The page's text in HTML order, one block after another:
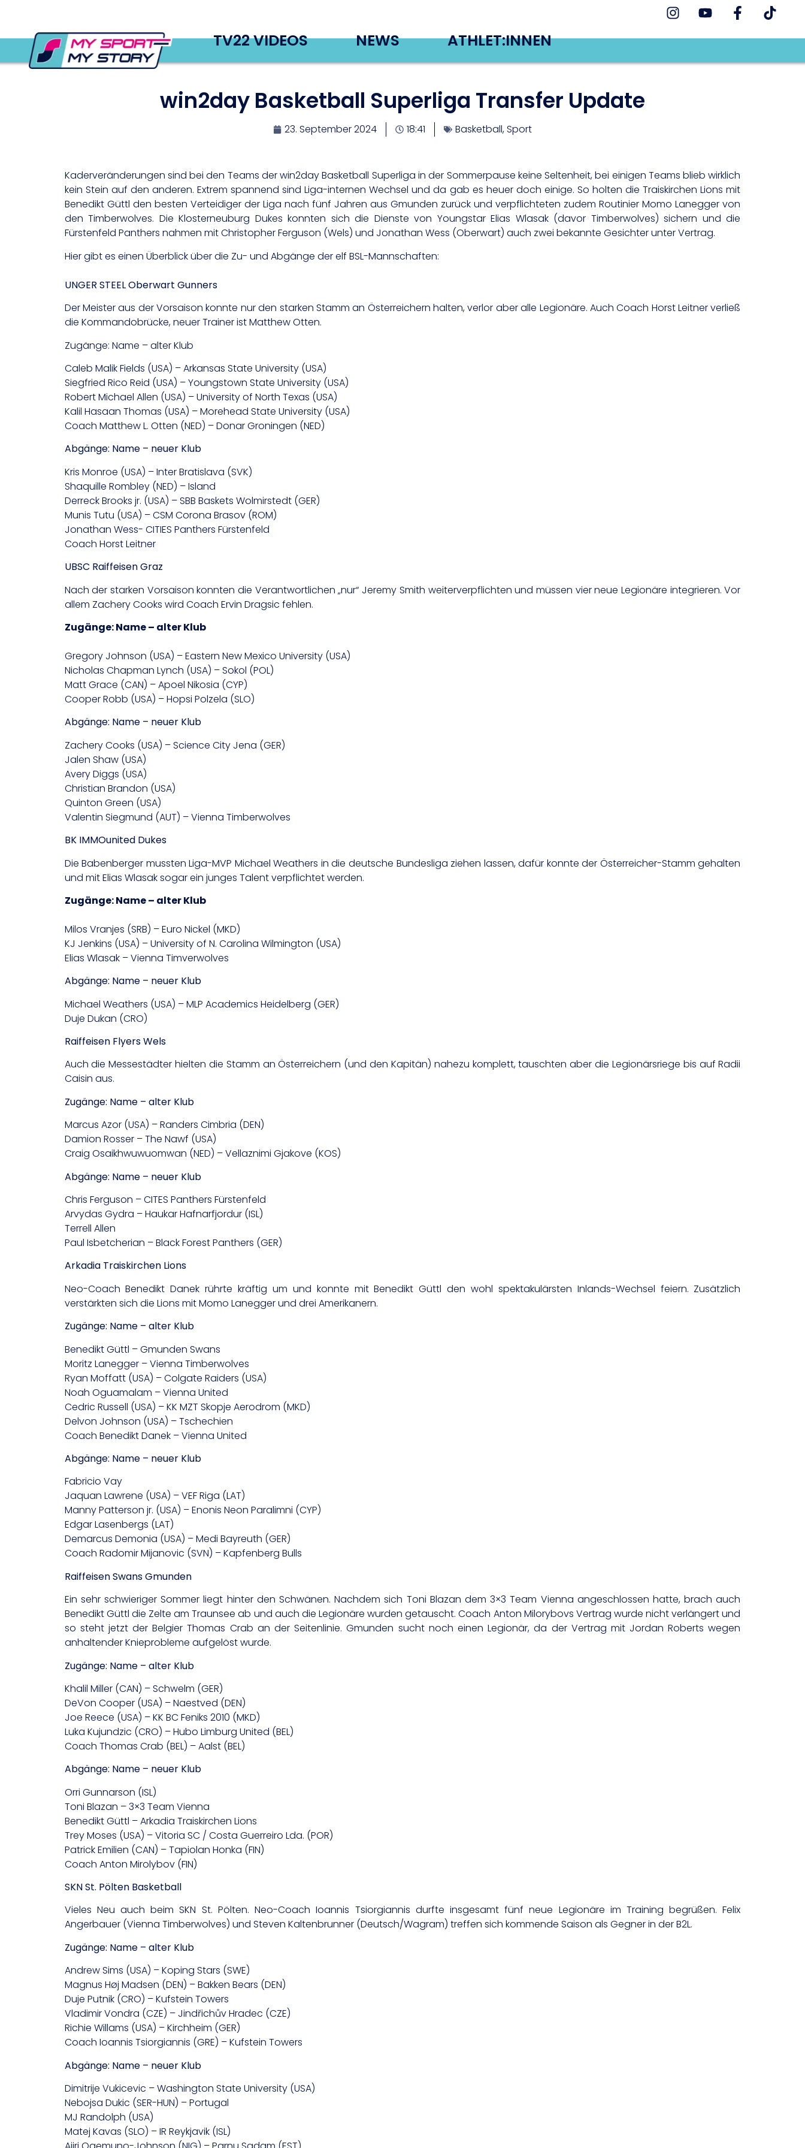
TV22 VIDEOS NEWS ATHLET:INNEN
win2day Basketball Superliga Transfer Update
23. September 2024 18:41 Basketball,Sport
Kaderveränderungen sind bei den Teams der win2day Basketball Superliga in der Sommerpause keine Seltenheit, bei einigen Teams blieb wirklich
kein Stein auf den anderen. Extrem spannend sind Liga-internen Wechsel und da gab es heuer doch einige. So holten die Traiskirchen Lions mit
Benedikt Güttl den besten Verteidiger der Liga nach fünf Jahren aus Gmunden zurück und verpflichteten zudem Routinier Momo Lanegger von
den Timberwolves. Die Klosterneuburg Dukes konnten sich die Dienste von Youngstar Elias Wlasak (davor Timberwolves) sichern und die
Fürstenfeld Panthers nahmen mit Christopher Ferguson (Wels) und Jonathan Wess (Oberwart) auch zwei bekannte Gesichter unter Vertrag.
Hier gibt es einen Überblick über die Zu- und Abgänge der elf BSL-Mannschaften:
UNGER STEEL Oberwart Gunners
Der Meister aus der Vorsaison konnte nur den starken Stamm an Österreichern halten, verlor aber alle Legionäre. Auch Coach Horst Leitner verließ
die Kommandobrücke, neuer Trainer ist Matthew Otten.
Zugänge: Name – alter Klub
Caleb Malik Fields (USA) – Arkansas State University (USA)
Siegfried Rico Reid (USA) – Youngstown State University (USA)
Robert Michael Allen (USA) – University of North Texas (USA)
Kalil Hasaan Thomas (USA) – Morehead State University (USA)
Coach Matthew L. Otten (NED) – Donar Groningen (NED)
Abgänge: Name – neuer Klub
Kris Monroe (USA) – Inter Bratislava (SVK)
Shaquille Rombley (NED) – Island
Derreck Brooks jr. (USA) – SBB Baskets Wolmirstedt (GER)
Munis Tutu (USA) – CSM Corona Brasov (ROM)
Jonathan Wess- CITIES Panthers Fürstenfeld
Coach Horst Leitner
UBSC Raiffeisen Graz
Nach der starken Vorsaison konnten die Verantwortlichen „nur“ Jeremy Smith weiterverpflichten und müssen vier neue Legionäre integrieren. Vor
allem Zachery Cooks wird Coach Ervin Dragsic fehlen.
Zugänge: Name – alter Klub
Gregory Johnson (USA) – Eastern New Mexico University (USA)
Nicholas Chapman Lynch (USA) – Sokol (POL)
Matt Grace (CAN) – Apoel Nikosia (CYP)
Cooper Robb (USA) – Hopsi Polzela (SLO)
Abgänge: Name – neuer Klub
Zachery Cooks (USA) – Science City Jena (GER)
Jalen Shaw (USA)
Avery Diggs (USA)
Christian Brandon (USA)
Quinton Green (USA)
Valentin Siegmund (AUT) – Vienna Timberwolves
BK IMMOunited Dukes
Die Babenberger mussten Liga-MVP Michael Weathers in die deutsche Bundesliga ziehen lassen, dafür konnte der Österreicher-Stamm gehalten
und mit Elias Wlasak sogar ein junges Talent verpflichtet werden.
Zugänge: Name – alter Klub
Milos Vranjes (SRB) – Euro Nickel (MKD)
KJ Jenkins (USA) – University of N. Carolina Wilmington (USA)
Elias Wlasak – Vienna Timverwolves
Abgänge: Name – neuer Klub
Michael Weathers (USA) – MLP Academics Heidelberg (GER)
Duje Dukan (CRO)
Raiffeisen Flyers Wels
Auch die Messestädter hielten die Stamm an Österreichern (und den Kapitän) nahezu komplett, tauschten aber die Legionärsriege bis auf Radii
Caisin aus.
Zugänge: Name – alter Klub
Marcus Azor (USA) – Randers Cimbria (DEN)
Damion Rosser – The Nawf (USA)
Craig Osaikhwuwuomwan (NED) – Vellaznimi Gjakove (KOS)
Abgänge: Name – neuer Klub
Chris Ferguson – CITES Panthers Fürstenfeld
Arvydas Gydra – Haukar Hafnarfjordur (ISL)
Terrell Allen
Paul Isbetcherian – Black Forest Panthers (GER)
Arkadia Traiskirchen Lions
Neo-Coach Benedikt Danek rührte kräftig um und konnte mit Benedikt Güttl den wohl spektakulärsten Inlands-Wechsel feiern. Zusätzlich
verstärkten sich die Lions mit Momo Lanegger und drei Amerikanern.
Zugänge: Name – alter Klub
Benedikt Güttl – Gmunden Swans
Moritz Lanegger – Vienna Timberwolves
Ryan Moffatt (USA) – Colgate Raiders (USA)
Noah Oguamalam – Vienna United
Cedric Russell (USA) – KK MZT Skopje Aerodrom (MKD)
Delvon Johnson (USA) – Tschechien
Coach Benedikt Danek – Vienna United
Abgänge: Name – neuer Klub
Fabricio Vay
Jaquan Lawrene (USA) – VEF Riga (LAT)
Manny Patterson jr. (USA) – Enonis Neon Paralimni (CYP)
Edgar Lasenbergs (LAT)
Demarcus Demonia (USA) – Medi Bayreuth (GER)
Coach Radomir Mijanovic (SVN) – Kapfenberg Bulls
Raiffeisen Swans Gmunden
Ein sehr schwieriger Sommer liegt hinter den Schwänen. Nachdem sich Toni Blazan dem 3×3 Team Vienna angeschlossen hatte, brach auch
Benedikt Güttl die Zelte am Traunsee ab und auch die Legionäre wurden getauscht. Coach Anton Milorybovs Vertrag wurde nicht verlängert und
so steht jetzt der Belgier Thomas Crab an der Seitenlinie. Gmunden sucht noch einen Legionär, da der Vertrag mit Jordan Roberts wegen
anhaltender Knieprobleme aufgelöst wurde.
Zugänge: Name – alter Klub
Khalil Miller (CAN) – Schwelm (GER)
DeVon Cooper (USA) – Naestved (DEN)
Joe Reece (USA) – KK BC Feniks 2010 (MKD)
Luka Kujundzic (CRO) – Hubo Limburg United (BEL)
Coach Thomas Crab (BEL) – Aalst (BEL)
Abgänge: Name – neuer Klub
Orri Gunnarson (ISL)
Toni Blazan – 3×3 Team Vienna
Benedikt Güttl – Arkadia Traiskirchen Lions
Trey Moses (USA) – Vitoria SC / Costa Guerreiro Lda. (POR)
Patrick Emilien (CAN) – Tapiolan Honka (FIN)
Coach Anton Mirolybov (FIN)
SKN St. Pölten Basketball
Vieles Neu auch beim SKN St. Pölten. Neo-Coach Ioannis Tsiorgiannis durfte insgesamt fünf neue Legionäre im Training begrüßen. Felix
Angerbauer (Vienna Timberwolves) und Steven Kaltenbrunner (Deutsch/Wagram) treffen sich kommende Saison als Gegner in der B2L.
Zugänge: Name – alter Klub
Andrew Sims (USA) – Koping Stars (SWE)
Magnus Høj Madsen (DEN) – Bakken Bears (DEN)
Duje Putnik (CRO) – Kufstein Towers
Vladimir Vondra (CZE) – Jindřichův Hradec (CZE)
Richie Willams (USA) – Kirchheim (GER)
Coach Ioannis Tsiorgiannis (GRE) – Kufstein Towers
Abgänge: Name – neuer Klub
Dimitrije Vukicevic – Washington State University (USA)
Nebojsa Dukic (SER-HUN) – Portugal
MJ Randolph (USA)
Matej Kavas (SLO) – IR Reykjavik (ISL)